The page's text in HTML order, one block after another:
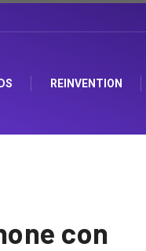
REINVENTION
con